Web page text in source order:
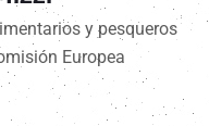
y pesqueros
Europea